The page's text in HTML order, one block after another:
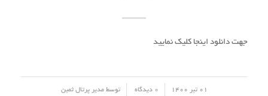
جهت دانلود اینجا کلیک نمایید
01 تیر 1400
/ 0 دیدگاه توسطمدیر پرتال ثمین